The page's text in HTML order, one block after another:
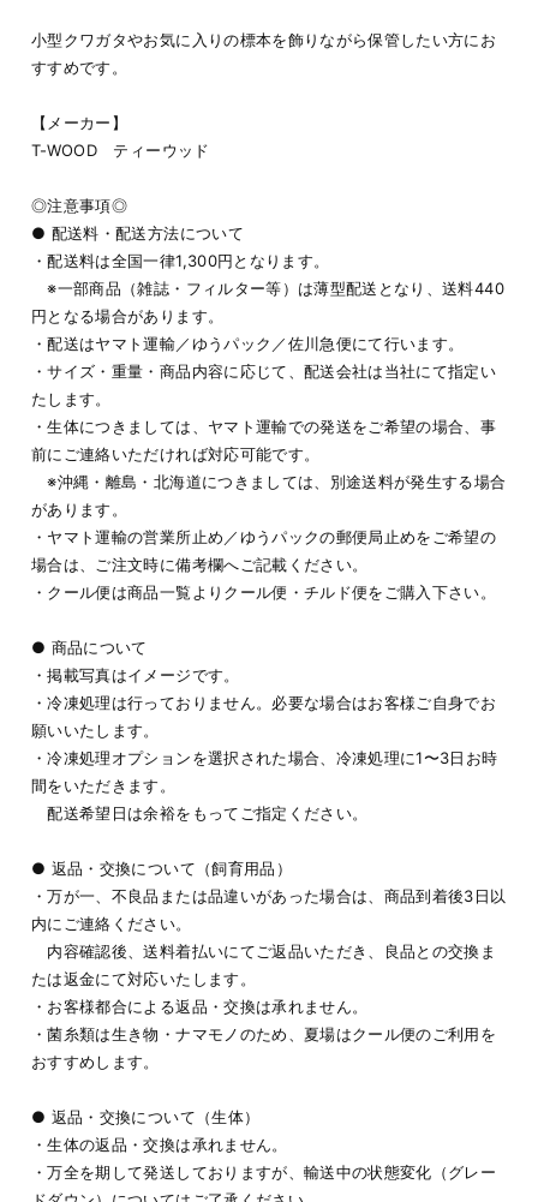
小型クワガタやお気に入りの標本を飾りながら保管したい方にお
すすめです。
【メーカー】
T-WOOD ティーウッド
◎注意事項◎
● 配送料・配送方法について
・配送料は全国一律1,300円となります。
※一部商品（雑誌・フィルター等）は薄型配送となり、送料440
円となる場合があります。
・配送はヤマト運輸／ゆうパック／佐川急便にて行います。
・サイズ・重量・商品内容に応じて、配送会社は当社にて指定い
たします。
・生体につきましては、ヤマト運輸での発送をご希望の場合、事
前にご連絡いただければ対応可能です。
※沖縄・離島・北海道につきましては、別途送料が発生する場合
があります。
・ヤマト運輸の営業所止め／ゆうパックの郵便局止めをご希望の
場合は、ご注文時に備考欄へご記載ください。
・クール便は商品一覧よりクール便・チルド便をご購入下さい。
● 商品について
・掲載写真はイメージです。
・冷凍処理は行っておりません。必要な場合はお客様ご自身でお
願いいたします。
・冷凍処理オプションを選択された場合、冷凍処理に1〜3日お時
間をいただきます。
配送希望日は余裕をもってご指定ください。
● 返品・交換について（飼育用品）
・万が一、不良品または品違いがあった場合は、商品到着後3日以
内にご連絡ください。
内容確認後、送料着払いにてご返品いただき、良品との交換ま
たは返金にて対応いたします。
・お客様都合による返品・交換は承れません。
・菌糸類は生き物・ナマモノのため、夏場はクール便のご利用を
おすすめします。
● 返品・交換について（生体）
・生体の返品・交換は承れません。
・万全を期して発送しておりますが、輸送中の状態変化（グレー